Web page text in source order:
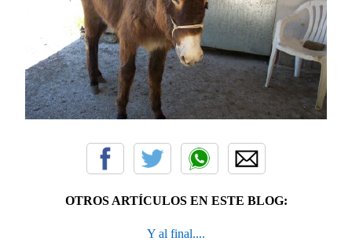
OTROS ARTÍCULOS EN ESTE BLOG:
Y al final....